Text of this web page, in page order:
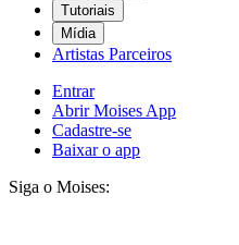
Tutoriais
Mídia
Artistas Parceiros
Entrar
Abrir Moises App
Cadastre-se
Baixar o app
Siga o Moises: